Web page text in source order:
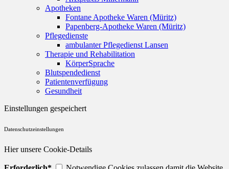
Apotheken
Fontane Apotheke Waren (Müritz)
Papenberg-Apotheke Waren (Müritz)
Pflegedienste
ambulanter Pflegedienst Lansen
Therapie und Rehabilitation
KörperSprache
Blutspendedienst
Patientenverfügung
Gesundheit
Einstellungen gespeichert
Datenschutzeinstellungen
Hier unsere Cookie-Details